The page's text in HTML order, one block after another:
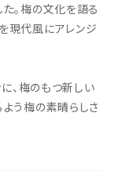
。梅の文化を語る
現代風にアレンジ
、梅のもつ新しい
う梅の素晴らしさ